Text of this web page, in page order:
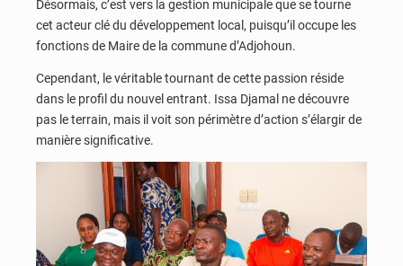
Désormais, c’est vers la gestion municipale que se tourne
cet acteur clé du développement local, puisqu’il occupe les
fonctions de Maire de la commune d’Adjohoun.
Cependant, le véritable tournant de cette passion réside
dans le profil du nouvel entrant. Issa Djamal ne découvre
pas le terrain, mais il voit son périmètre d’action s’élargir de
manière significative.